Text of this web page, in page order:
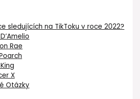
sledujících na TikToku v roce 2022?
Rae
X
Otázky